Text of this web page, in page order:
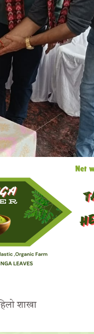
शाखा